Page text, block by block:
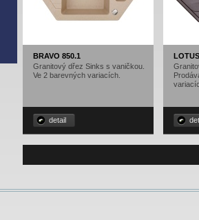
BRAVO 850.1
Granitový dřez Sinks s vaničkou.
Ve 2 barevných variacích.
detail